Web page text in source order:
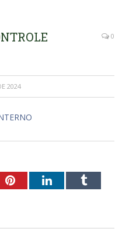
0
2024
PinterestLinkedInTumblr